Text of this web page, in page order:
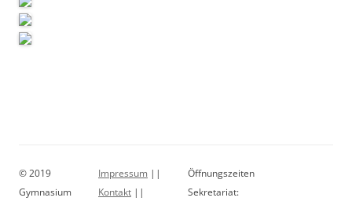
© 2019
Gymnasium
Impressum ||
Kontakt ||
Öffnungszeiten
Sekretariat: